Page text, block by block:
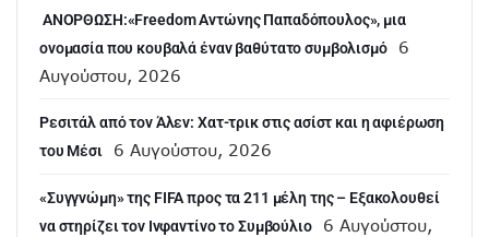
ANOΡΘΩΣΗ:«Freedom Αντώνης Παπαδόπουλος», μια
ονομασία που κουβαλά έναν βαθύτατο συμβολισμό
6
Αυγούστου, 2026
Ρεσιτάλ από τον Άλεν: Χατ-τρικ στις ασίστ και η αφιέρωση
του Μέσι
6 Αυγούστου, 2026
«Συγγνώμη» της FIFA προς τα 211 μέλη της – Εξακολουθεί
να στηρίζει τον Ινφαντίνο το Συμβούλιο
6 Αυγούστου,